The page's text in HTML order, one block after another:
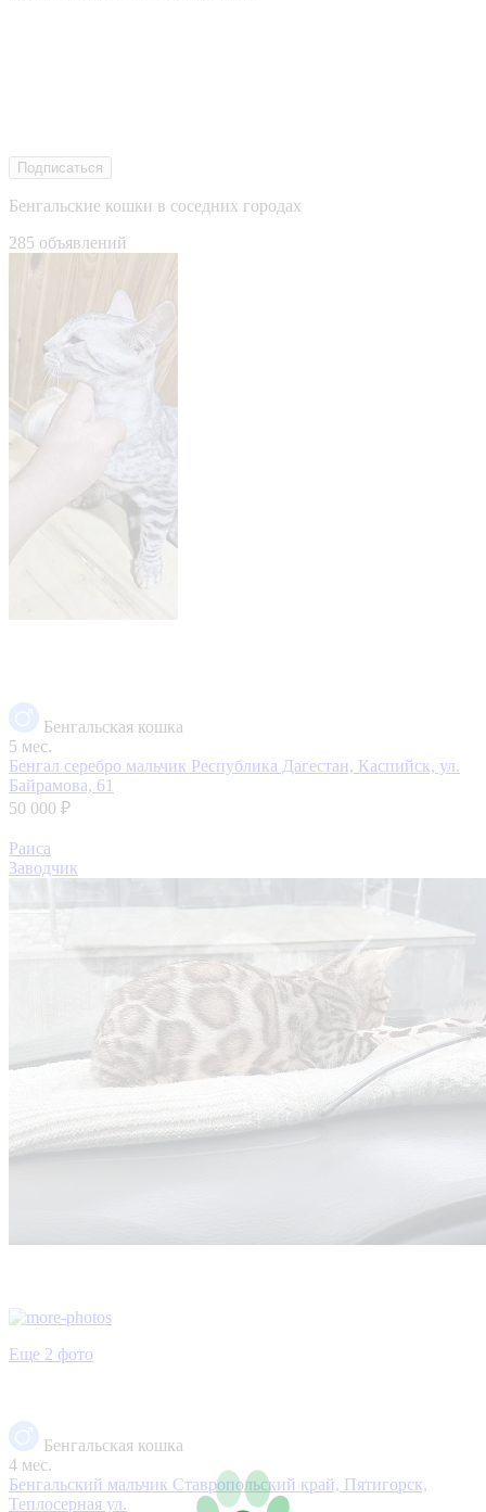
Подписаться
Бенгальские кошки в соседних городах
285 объявлений
Бенгальская кошка
5 мес.
Бенгал серебро мальчик Республика Дагестан, Каспийск, ул.
Байрамова, 61
50 000 ₽
Раиса
Заводчик
Еще 2 фото
Бенгальская кошка
4 мес.
Бенгальский мальчик Ставропольский край, Пятигорск,
Теплосерная ул.